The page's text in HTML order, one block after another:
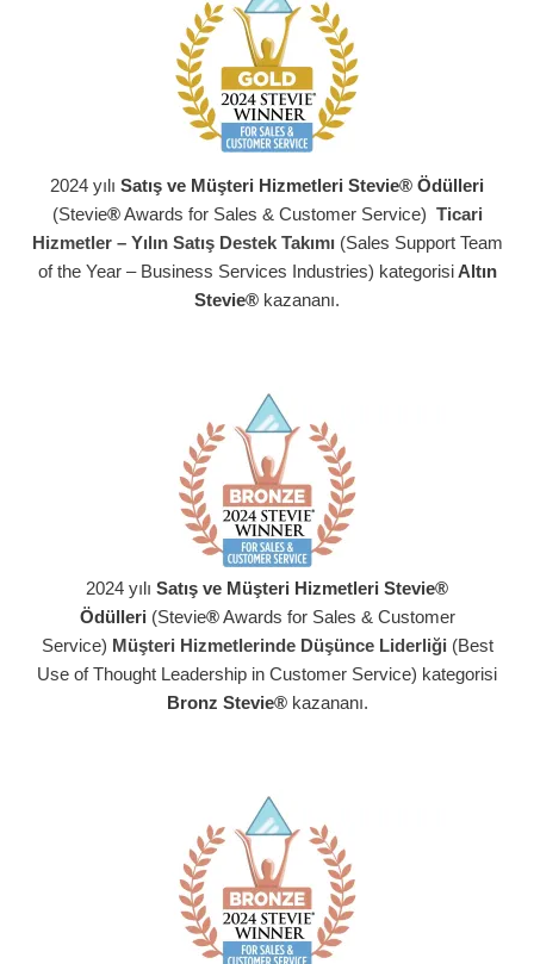
2024 yılı Satış ve Müşteri Hizmetleri Stevie® Ödülleri
(Stevie®Awards for Sales & Customer Service) Ticari
Hizmetler – Yılın Satış Destek Takımı (Sales Support Team
of the Year – Business Services Industries) kategorisiAltın
Stevie® kazananı.
2024 yılı Satış ve Müşteri Hizmetleri Stevie®
Ödülleri (Stevie®Awards for Sales & Customer
Service) Müşteri Hizmetlerinde Düşünce Liderliği (Best
Use of Thought Leadership in Customer Service) kategorisi
Bronz Stevie®kazananı.